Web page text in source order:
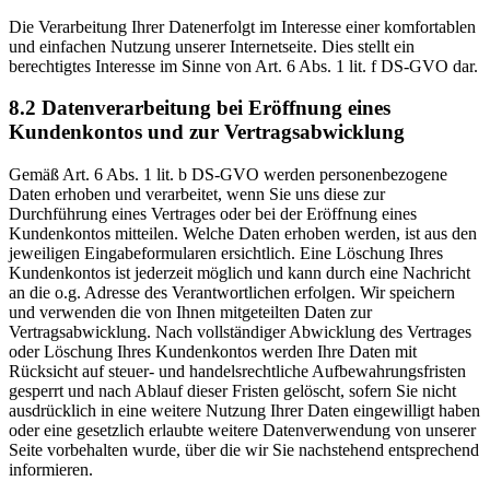
Die Verarbeitung Ihrer Datenerfolgt im Interesse einer komfortablen
und einfachen Nutzung unserer Internetseite. Dies stellt ein
berechtigtes Interesse im Sinne von Art. 6 Abs. 1 lit. f DS-GVO dar.
8.2 Datenverarbeitung bei Eröffnung eines
Kundenkontos und zur Vertragsabwicklung
Gemäß Art. 6 Abs. 1 lit. b DS-GVO werden personenbezogene
Daten erhoben und verarbeitet, wenn Sie uns diese zur
Durchführung eines Vertrages oder bei der Eröffnung eines
Kundenkontos mitteilen. Welche Daten erhoben werden, ist aus den
jeweiligen Eingabeformularen ersichtlich. Eine Löschung Ihres
Kundenkontos ist jederzeit möglich und kann durch eine Nachricht
an die o.g. Adresse des Verantwortlichen erfolgen. Wir speichern
und verwenden die von Ihnen mitgeteilten Daten zur
Vertragsabwicklung. Nach vollständiger Abwicklung des Vertrages
oder Löschung Ihres Kundenkontos werden Ihre Daten mit
Rücksicht auf steuer- und handelsrechtliche Aufbewahrungsfristen
gesperrt und nach Ablauf dieser Fristen gelöscht, sofern Sie nicht
ausdrücklich in eine weitere Nutzung Ihrer Daten eingewilligt haben
oder eine gesetzlich erlaubte weitere Datenverwendung von unserer
Seite vorbehalten wurde, über die wir Sie nachstehend entsprechend
informieren.